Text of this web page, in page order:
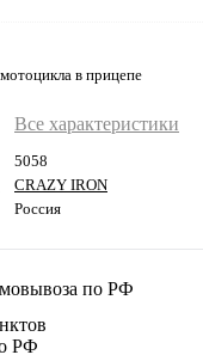
в прицепе
Все характеристики
5058
CRAZY IRON
Россия
РФ